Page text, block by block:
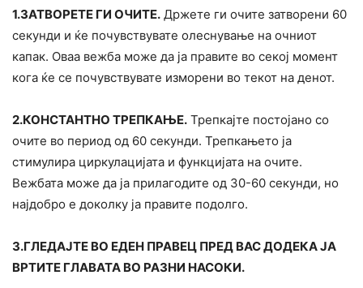
1.ЗАТВОРЕТЕ ГИ ОЧИТЕ. Држете ги очите затворени 60
секунди и ќе почувствувате олecнување на очниот
капак. Оваа вежба може да ја правите во секој момент
кога ќе се почувствувате изморени во текот на денот.
2.КОНСТАНТНО ТРЕПКАЊЕ. Трепкајте постојано со
очите во период од 60 секунди. Трепкањето ја
cтимулира циркулацијата и функцијата на очите.
Вежбата може да ја прилагодите од 30-60 секунди, но
најдобро е доколку ја правите подолго.
3.ГЛЕДАЈТЕ ВО ЕДЕН ПРАВЕЦ ПРЕД ВАС ДОДЕКА ЈА
ВРТИТЕ ГЛАВАТА ВО РАЗНИ НАСОКИ.